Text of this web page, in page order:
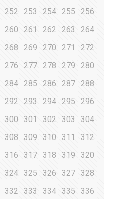
252 253 254 255 256
260 261 262 263
264
268 269 270 271
272
276 277 278 279 280
284 285 286 287 288
292 293 294 295 296
300 301 302 303
304
308 309 310 311
312
316 317 318 319
320
324 325 326 327 328
332 333 334 335
336